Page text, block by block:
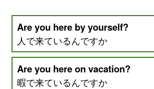
Are you here by yourself?
人で来ているんですか
Are you here on vacation?
暇で来ているんですか